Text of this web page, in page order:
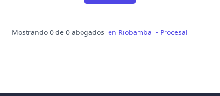
Mostrando 0 de 0 abogados en Riobamba - Procesal